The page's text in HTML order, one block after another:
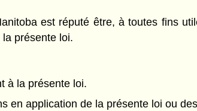
est réputé être, à toutes fins
présente loi.
à la présente loi.
en application de la présente loi ou